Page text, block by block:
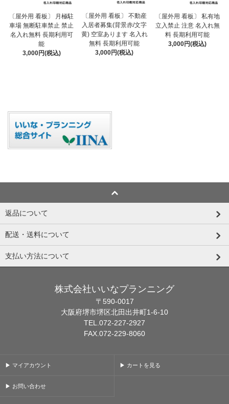
〔屋外用 看板〕 月極駐
車場 無断駐車禁止 禁止
名入れ無料 長期利用可
能
3,000円(税込)
〔屋外用 看板〕 不動産
入居者募集(背景赤/文字
黄) 空室あります 名入れ
無料 長期利用可能
3,000円(税込)
〔屋外用 看板〕 私有地
立入禁止 注意 名入れ無
料 長期利用可能
3,000円(税込)
返品について
配送・送料について
支払い方法について
株式会社いいなプランニング
〒590-0017
大阪府堺市堺区北田出井町1-6-10
TEL.072-227-2927
FAX.072-229-8060
▶ マイアカウント ▶ カートを見る
▶ お問い合わせ